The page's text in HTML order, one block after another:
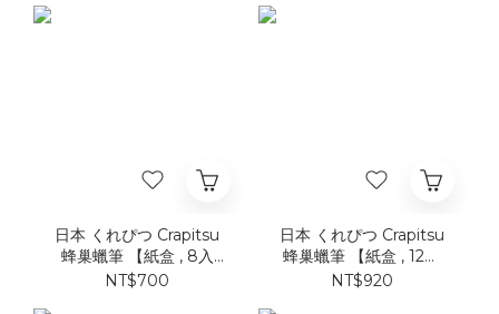
日本 くれぴつ Crapitsu
蜂巢蠟筆 【紙盒 , 8入
裝】
NT$700
日本 くれぴつ Crapitsu
蜂巢蠟筆 【紙盒 , 12入
裝】
NT$920